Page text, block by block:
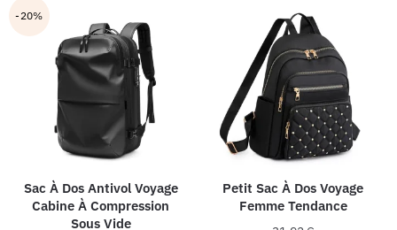
variations.
Les
options
peuvent
être
choisies
sur
la
page
-20%
Sac À Dos Antivol Voyage
Cabine À Compression
Sous Vide
Petit Sac À Dos Voyage
Femme Tendance